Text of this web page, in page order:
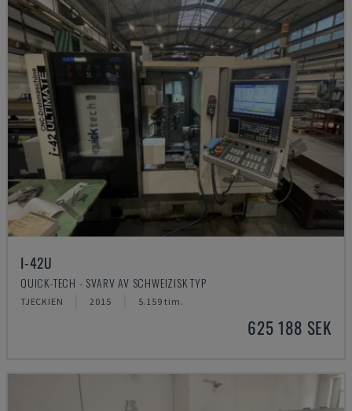
I-42U
QUICK-TECH - SVARV AV SCHWEIZISK TYP
TJECKIEN 2015 5.159 tim.
625 188 SEK